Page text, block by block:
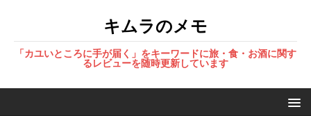
キムラのメモ
「カユいところに手が届く」をキーワードに旅・食・お酒に関す
るレビューを随時更新しています